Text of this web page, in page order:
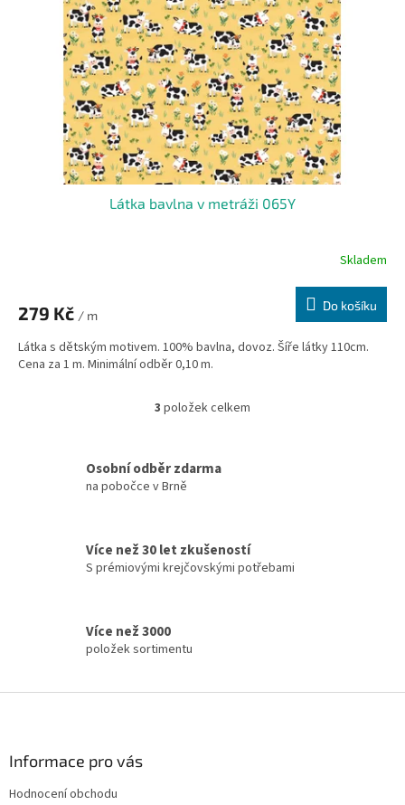
Látka bavlna v metráži 065Y
Skladem
279 Kč / m
Do košíku
Látka s dětským motivem. 100% bavlna, dovoz. Šíře látky 110cm.
Cena za 1 m. Minimální odběr 0,10 m.
O
á
p
r
i
3 položek celkem
Osobní odběr zdarma
na pobočce v Brně
Více než 30 let zkušeností
S prémiovými krejčovskými potřebami
Více než 3000
položek sortimentu
Informace pro vás
Hodnocení obchodu